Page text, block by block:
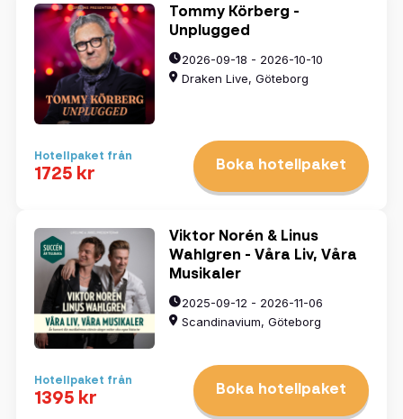
Tommy Körberg -
Unplugged
2026-09-18 - 2026-10-10
Draken Live, Göteborg
Hotellpaket från
1725 kr Boka hotellpaket
Viktor Norén & Linus
Wahlgren - Våra Liv, Våra
Musikaler
2025-09-12 - 2026-11-06
Scandinavium, Göteborg
Hotellpaket från
1395 kr Boka hotellpaket